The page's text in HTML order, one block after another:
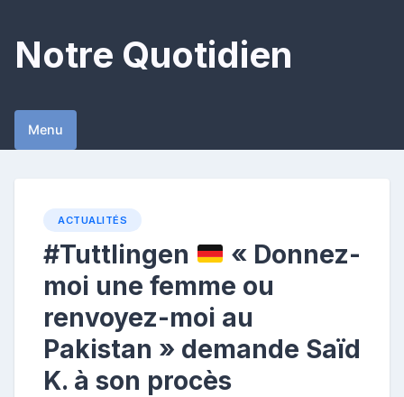
content
Notre Quotidien
Menu
ACTUALITÉS
#Tuttlingen
« Donnez-
moi une femme ou
renvoyez-moi au
Pakistan » demande Saïd
K. à son procès